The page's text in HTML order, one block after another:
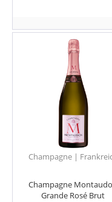
Champagne |
Champagne
Grande Rosé Brut